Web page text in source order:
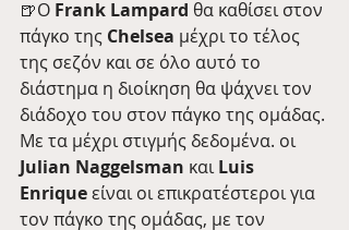
🍺Ο Frank Lampard θα καθίσει στον
πάγκο της Chelsea μέχρι το τέλος
της σεζόν και σε όλο αυτό το
διάστημα η διοίκηση θα ψάχνει τον
διάδοχο του στον πάγκο της ομάδας.
Με τα μέχρι στιγμής δεδομένα. οι
Julian Naggelsman και Luis
Enrique είναι οι επικρατέστεροι για
τον πάγκο της ομάδας, με τον